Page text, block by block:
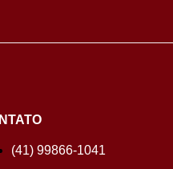
(41) 99866-1041